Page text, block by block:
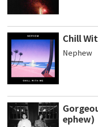
Chill
Nephew
ephew)